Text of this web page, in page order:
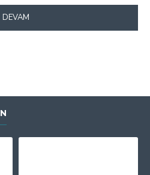
DEVAM